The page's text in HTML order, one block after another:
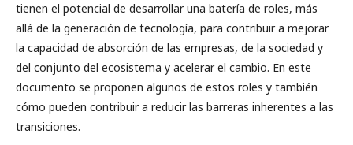
tienen el potencial de desarrollar una batería de roles, más
allá de la generación de tecnología, para contribuir a mejorar
la capacidad de absorción de las empresas, de la sociedad y
del conjunto del ecosistema y acelerar el cambio. En este
documento se proponen algunos de estos roles y también
cómo pueden contribuir a reducir las barreras inherentes a las
transiciones.